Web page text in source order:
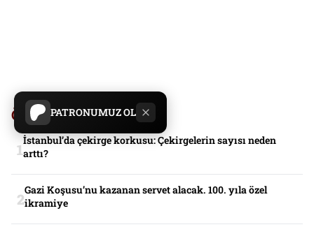
PATRONUMUZ OL
Öne Çıkanlar
İstanbul’da çekirge korkusu: Çekirgelerin sayısı neden
arttı?
Gazi Koşusu’nu kazanan servet alacak. 100. yıla özel
ikramiye